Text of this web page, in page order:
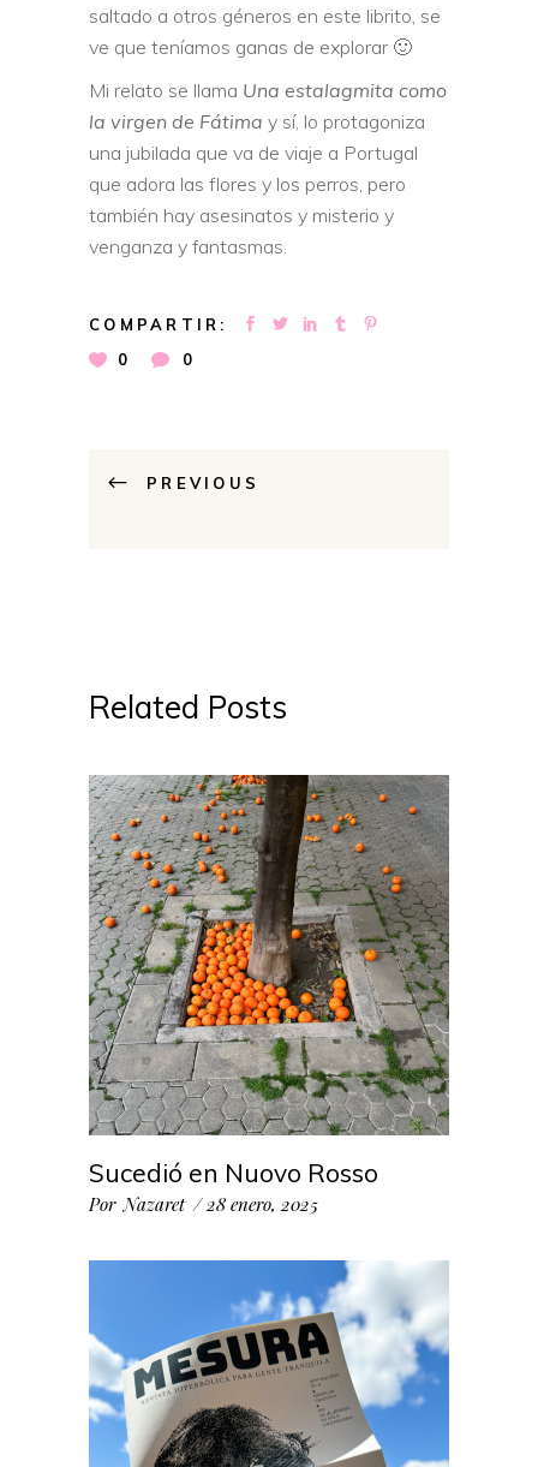
saltado a otros géneros en este librito, se
ve que teníamos ganas de explorar 🙂
Mi relato se llama Una estalagmita como
la virgen de Fátima y sí, lo protagoniza
una jubilada que va de viaje a Portugal
que adora las flores y los perros, pero
también hay asesinatos y misterio y
venganza y fantasmas.
COMPARTIR:
0
0
PREVIOUS
Related Posts
Sucedió en Nuovo Rosso
Por Nazaret 28 enero, 2025